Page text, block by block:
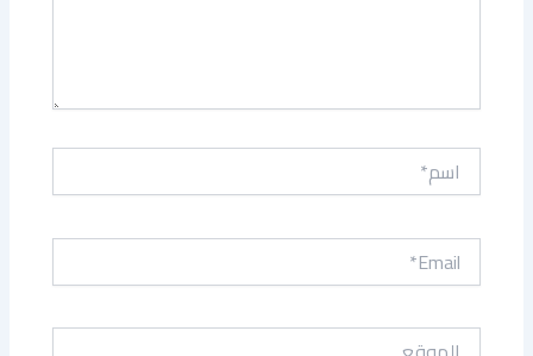
اسم*
Email*
الموقع